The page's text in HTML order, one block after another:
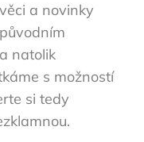
a novinky
natolik
s možností
si tedy